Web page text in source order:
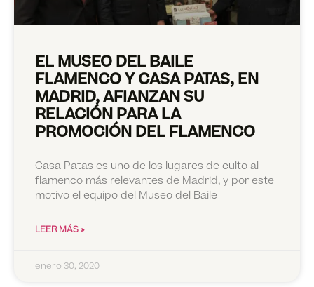
EL MUSEO DEL BAILE
FLAMENCO Y CASA PATAS, EN
MADRID, AFIANZAN SU
RELACIÓN PARA LA
PROMOCIÓN DEL FLAMENCO
Casa Patas es uno de los lugares de culto al
flamenco más relevantes de Madrid, y por este
motivo el equipo del Museo del Baile
LEER MÁS »
enero 30, 2020